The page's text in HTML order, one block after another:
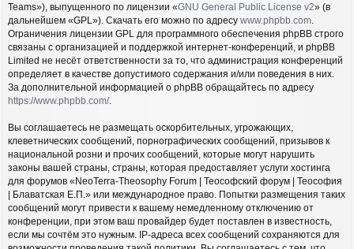
Teams»), выпущенного по лицензии «GNU General Public License v2» (в
дальнейшем «GPL»). Скачать его можно по адресу www.phpbb.com
Ограничения лицензии GPL для программного обеспечения phpBB строго
связаны с организацией и поддержкой интернет-конференций, и phpBB
Limited не несёт ответственности за то, что администрация конференций
определяет в качестве допустимого содержания и/или поведения в них.
За дополнительной информацией о phpBB обращайтесь по адресу
https://www.phpbb.com/.
Вы соглашаетесь не размещать оскорбительных, угрожающих,
клеветнических сообщений, порнографических сообщений, призывов к
национальной розни и прочих сообщений, которые могут нарушить
законы вашей страны, страны, которая предоставляет услуги хостинга
для форумов «NeoTerra-Theosophy Forum | Теософский форум | Теософия
| Блаватская Е.П.» или международное право. Попытки размещения таких
сообщений могут привести к вашему немедленному отключению от
конференции, при этом ваш провайдер будет поставлен в известность,
если мы сочтём это нужным. IP-адреса всех сообщений сохраняются для